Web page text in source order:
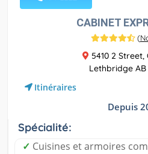
CABINET
(
5410 2
Lethbridge AB
Itinéraires
Depuis
Spécialité:
✓ Cuisines et armoires